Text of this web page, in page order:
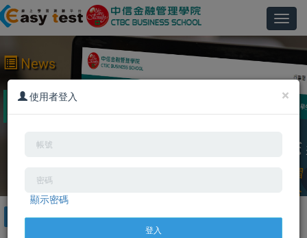
News
2016/12/22 Easy test線上學習測驗平台已經建置完
成，歡迎踴躍使用。
ALL 英文檢定 英文聽力閱讀 英文口說寫作 英文單字文法
×
使用者登入
顯示密碼